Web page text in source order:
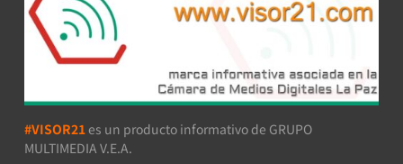
#VISOR21 es un producto informativo de GRUPO
MULTIMEDIA V.E.A.